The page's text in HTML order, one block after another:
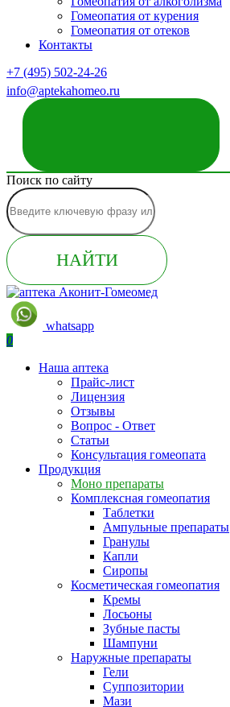
Гомеопатия от курения
Гомеопатия от отеков
Контакты
+7 (495) 502-24-26
info@aptekahomeo.ru
Поиск по сайту
НАЙТИ
whatsapp
0
Наша аптека
Прайс-лист
Лицензия
Отзывы
Вопрос - Ответ
Статьи
Консультация гомеопата
Продукция
Моно препараты
Комплексная гомеопатия
Таблетки
Ампульные препараты
Гранулы
Капли
Сиропы
Косметическая гомеопатия
Кремы
Лосьоны
Зубные пасты
Шампуни
Наружные препараты
Гели
Суппозитории
Мази